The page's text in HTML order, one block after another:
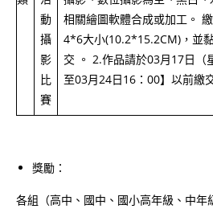
動
攝
影
比
賽
相關繪圖軟體合成或加工。
4*6大小(10.2*15.2CM)，並
交 。 2.作品請於03月17日（
至03月24日16：00】以前繳
獎勵：
各組（高中、國中、國小高年級、中年